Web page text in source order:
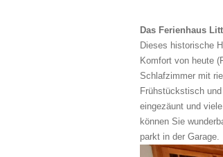
Das Ferienhaus
Dieses historische
Komfort von heute
Schlafzimmer mit
Frühstückstisch
eingezäunt und
können Sie
parkt in der Garage.